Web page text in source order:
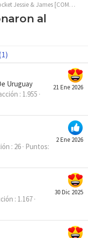
19/06/2026: VERSIÓN 1.1 | Pokémon Team Rocket Jessie & James [COMPLETO]
al
21 Ene 2026
Uruguay
1.955
2 Ene 2026
26 Puntos
30 Dic 2025
1.167